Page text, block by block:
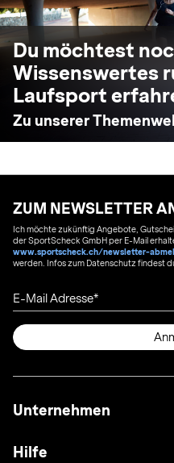
Du möchtest
Wissenswertes
Laufsport
Zu unserer
ZUM NEWSLETTER
Ich möchte zukünftig Angebote,
der SportScheck GmbH per E-Mail
www.sportscheck.ch/newsletter-
werden. Infos zum Datenschutz findest
E-Mail Adresse
Unternehmen
Hilfe